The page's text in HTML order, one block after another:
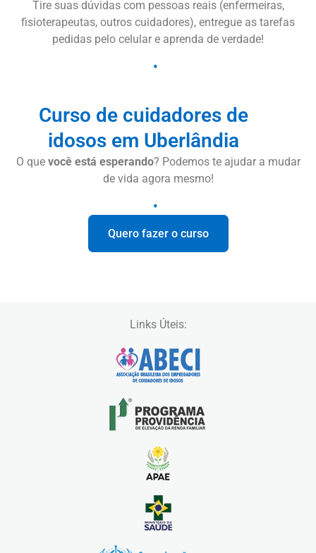
Tire suas dúvidas com pessoas reais (enfermeiras,
fisioterapeutas, outros cuidadores), entregue as tarefas
pedidas pelo celular e aprenda de verdade!
Curso de cuidadores de
idosos em Uberlândia
O que você está esperando? Podemos te ajudar a mudar
de vida agora mesmo!
Quero fazer o curso
Links Úteis: